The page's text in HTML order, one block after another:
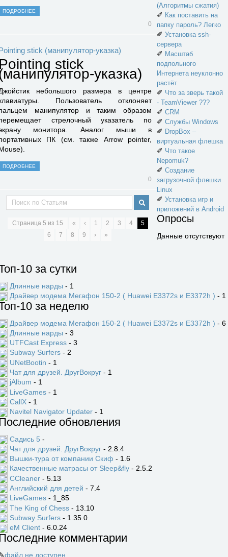
ПОДРОБНЕЕ
0
stick (манипулятор-указка)
stick
указка)
небольшого размера в центре
Пользо­ватель отклоняет
манипулятор и таким образом
стрелочный указатель по
монитора. Аналог мыши в
ПК (см. также Arrow pointer,
ПОДРОБНЕЕ
0
Страница 5 из 15 « ‹ 1 2 3 4
5
6
7 8 9 › »
(Алгоритмы сжатия)
✐ Как поставить на
папку пароль? Легко
✐ Установка ssh-
сервера
✐ Масштаб
подпольного
Интернета неуклонно
растёт
✐ Что за зверь такой
- TeamViewer ???
✐ CRM
✐ Службы Windows
✐ DropBox –
виртуальная флешка
✐ Что такое
Nepomuk?
✐ Создание
загрузочной флешки
Linux
✐ Установка игр и
приложений в Android
Опросы
Данные отсутствуют
10 за сутки
Длинные нарды - 1
Драйвер модема Мегафон 150-2 ( Huawei E3372s и E3372h ) - 1
10 за неделю
Драйвер модема Мегафон 150-2 ( Huawei E3372s и E3372h ) - 6
Длинные нарды - 3
UTFCast Express - 3
Subway Surfers - 2
UNetBootin - 1
Чат для друзей. ДругВокруг - 1
jAlbum - 1
LiveGames - 1
CallX - 1
Navitel Navigator Updater - 1
обновления
Садись 5 -
Чат для друзей. ДругВокруг - 2.8.4
Вышки-тура от компании Скиф - 1.6
Качественные матрасы от Sleep&fly - 2.5.2
CCleaner - 5.13
Английский для детей - 7.4
LiveGames - 1_85
The King of Chess - 13.10
Subway Surfers - 1.35.0
eM Client - 6.0.24
комментарии
файл не доступен